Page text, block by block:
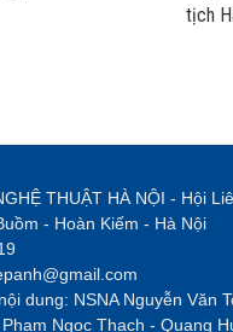
tịch
THUẬT HÀ NỘI - Hội
- Hoàn Kiếm - Hà Nội
dung: NSNA Nguyễn Văn
Phạm Ngọc Thạch - Quang